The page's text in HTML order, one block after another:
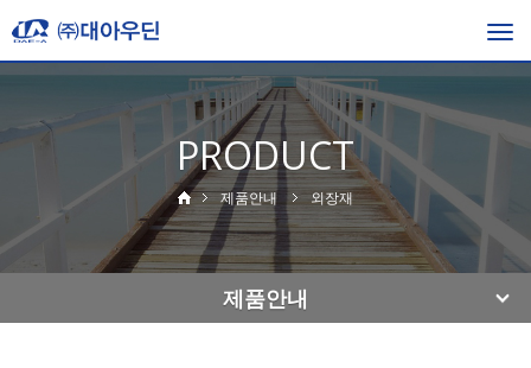
PRODUCT
제품안내 외장재
제품안내